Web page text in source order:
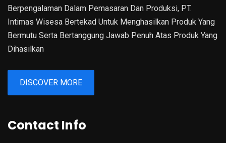
Berpengalaman Dalam Pemasaran Dan Produksi, PT.
Intimas Wisesa Bertekad Untuk Menghasilkan Produk Yang
Bermutu Serta Bertanggung Jawab Penuh Atas Produk Yang
Dihasilkan
DISCOVER MORE
Contact Info